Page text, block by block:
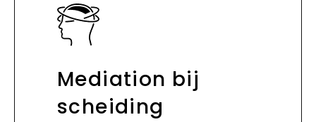
Mediation bij
scheiding